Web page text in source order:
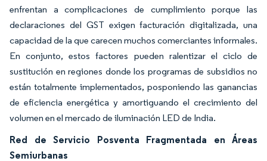
enfrentan a complicaciones de cumplimiento porque las
declaraciones del GST exigen facturación digitalizada, una
capacidad de la que carecen muchos comerciantes informales.
En conjunto, estos factores pueden ralentizar el ciclo de
sustitución en regiones donde los programas de subsidios no
están totalmente implementados, posponiendo las ganancias
de eficiencia energética y amortiguando el crecimiento del
volumen en el mercado de iluminación LED de India.
Red de Servicio Posventa Fragmentada en Áreas
Semiurbanas